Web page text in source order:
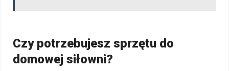
Czy potrzebujesz sprzętu do
domowej siłowni?